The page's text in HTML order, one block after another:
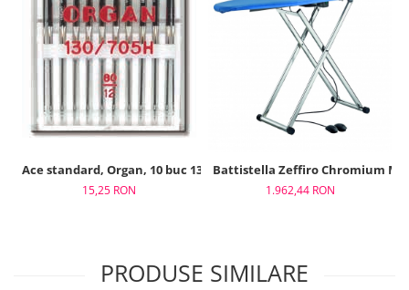
Ace standard, Organ, 10 buc 130/705, finete 80
15,25 RON 1.962,44 RON
PRODUSE SIMILARE